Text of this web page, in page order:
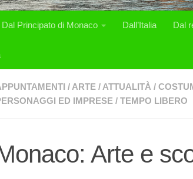
Dal Principato di Monaco Dall’Italia Dal
/ ARTE / ATTUALITÀ /
ED IMPRESE / TEMPO LIBERO
Arte e